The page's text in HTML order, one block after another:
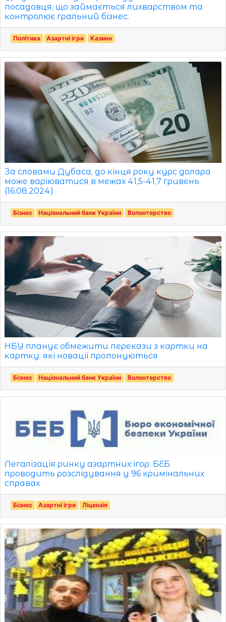
посадовця, що займається лихварством та
контролює гральний бізнес.
Політика Азартні ігри Казино
За словами Дубаса, до кінця року курс долара
може варіюватися в межах 41,5-41,7 гривень.
(16.08.2024)
Бізнес Національний банк України Волонтерство
НБУ планує обмежити перекази з картки на
картку: які новації пропонуються
Бізнес Національний банк України Волонтерство
Легалізація ринку азартних ігор: БЕБ
проводить розслідування у 96 кримінальних
справах
Бізнес Азартні ігри Ліцензія